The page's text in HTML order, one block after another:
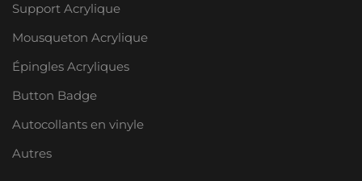
Support Acrylique
Mousqueton Acrylique
Épingles Acryliques
Button Badge
Autocollants en vinyle
Autres